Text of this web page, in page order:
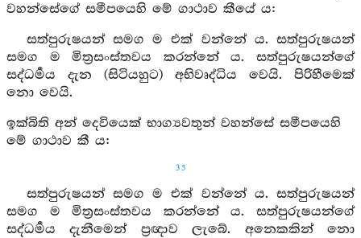
වහන්සේගේ සමීපයෙහි මේ ගාථාව කීයේ ය:
සත්පුරුෂයන් සමග ම එක් වන්නේ ය. සත්පුරුෂයන්
සමග ම මිත්‍රසංස්තවය කරන්නේ ය. සත්පුරුෂයන්ගේ
සද්ධර්‍මය දැන (සිටියහුට) අභිවෘද්ධිය වෙයි. පිරිහීමෙක්
නො වෙයි.
ඉක්බිති අන් දෙවියෙක් භාග්‍යවතුන් වහන්සේ සමීපයෙහි
මේ ගාථාව කී ය:
35
සත්පුරුෂයන් සමග ම එක් වන්නේ ය. සත්පුරුෂයන්
සමග ම මිත්‍රසංස්තවය කරන්නේ ය. සත්පුරුෂයන්ගේ
සද්ධර්‍මය දැනීමෙන් ප්‍රඥාව ලැබේ. අනෙකකින් නො